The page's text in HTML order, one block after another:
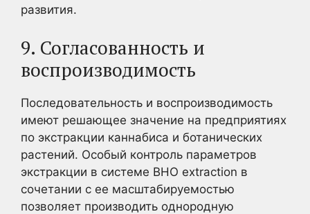
развития.
9. Согласованность и
воспроизводимость
Последовательность и воспроизводимость
имеют решающее значение на предприятиях
по экстракции каннабиса и ботанических
растений. Особый контроль параметров
экстракции в системе BHO extraction в
сочетании с ее масштабируемостью
позволяет производить однородную